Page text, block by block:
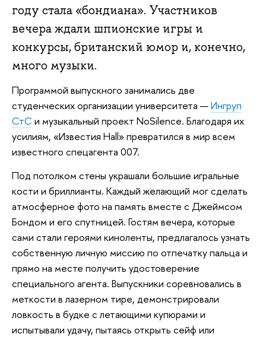
году стала «бондиана». Участников
вечера ждали шпионские игры и
конкурсы, британский юмор и, конечно,
много музыки.
Программой выпускного занимались две
студенческих организации университета —Ингруп
СтС и музыкальный проект NoSilence. Благодаря их
усилиям, «Известия Hall» превратился в мир всем
известного спецагента 007.
Под потолком стены украшали большие игральные
кости и бриллианты. Каждый желающий мог сделать
атмосферное фото на память вместе с Джеймсом
Бондом и его спутницей. Гостям вечера, которые
сами стали героями киноленты, предлагалось узнать
собственную личную миссию по отпечатку пальца и
прямо на месте получить удостоверение
специального агента. Выпускники соревновались в
меткости в лазерном тире, демонстрировали
ловкость в будке с летающими купюрами и
испытывали удачу, пытаясь открыть сейф или